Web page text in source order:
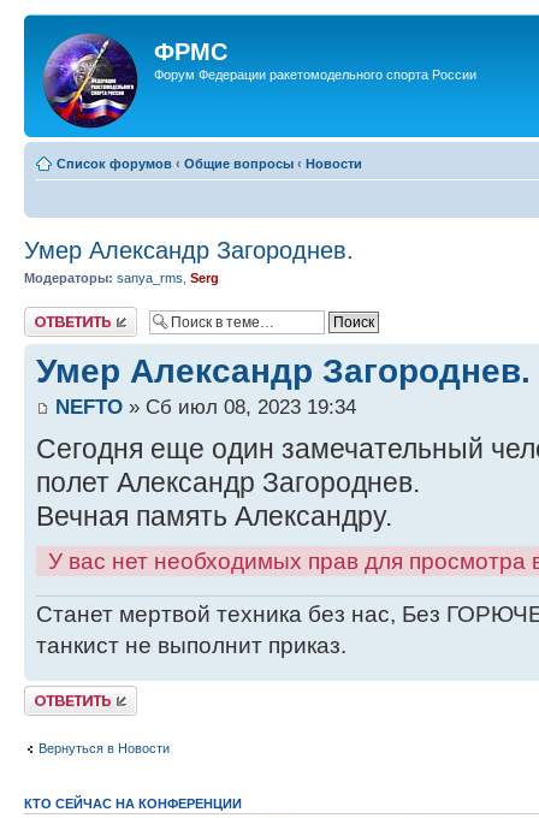
ФРМС
Форум Федерации ракетомодельного спорта России
Список форумов ‹ Общие вопросы ‹ Новости
Умер Александр Загороднев.
Модераторы: sanya_rms Serg
Ответить
Умер Александр Загороднев.
NEFTO » Сб июл 08, 2023 19:34
Сегодня еще один замечательный
полет Александр Загороднев.
Вечная память Александру.
У вас нет необходимых прав для
Станет мертвой техника без нас, Без
танкист не выполнит приказ.
Ответить
Вернуться в Новости
КТО СЕЙЧАС НА КОНФЕРЕНЦИИ